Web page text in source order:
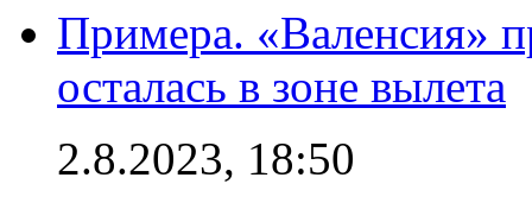
Примера. «Валенсия»
осталась в зоне вылета
2.8.2023, 18:50